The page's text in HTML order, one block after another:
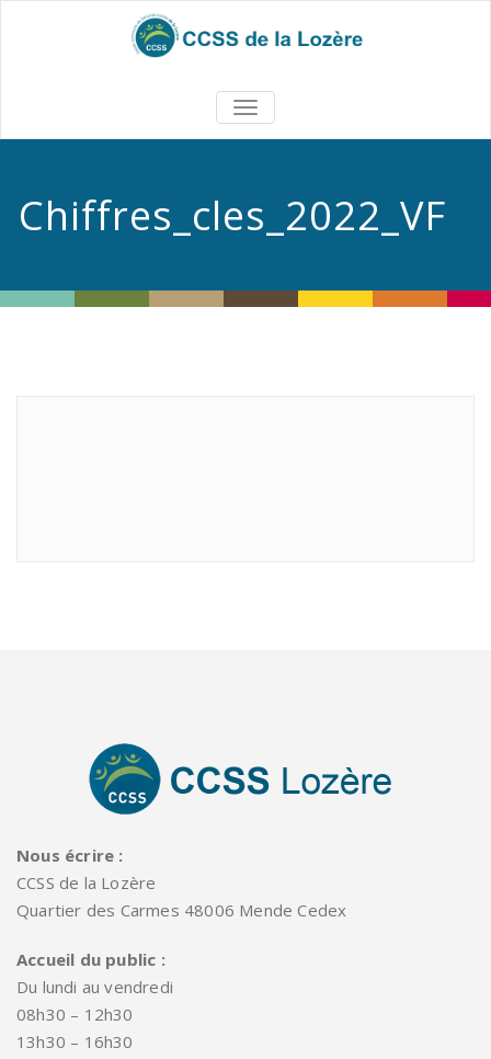
TOGGLE
NAVIGATION
Chiffres_cles_2022_VF
Nous écrire :
CCSS de la Lozère
Quartier des Carmes 48006 Mende Cedex
Accueil du public :
Du lundi au vendredi
08h30 – 12h30
13h30 – 16h30